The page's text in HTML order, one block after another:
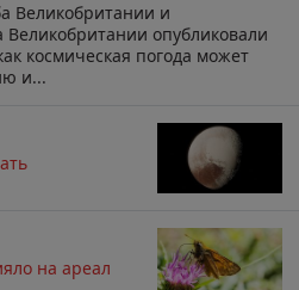
Великобритании и
опубликовали
космическая погода может
и...
на ареал